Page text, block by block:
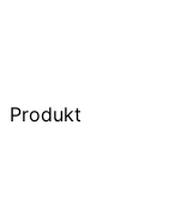
Produkt